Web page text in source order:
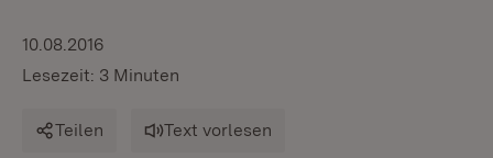
10.08.2016
Lesezeit: 3 Minuten
Teilen Text vorlesen